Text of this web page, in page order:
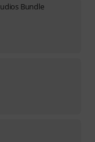
Bundle